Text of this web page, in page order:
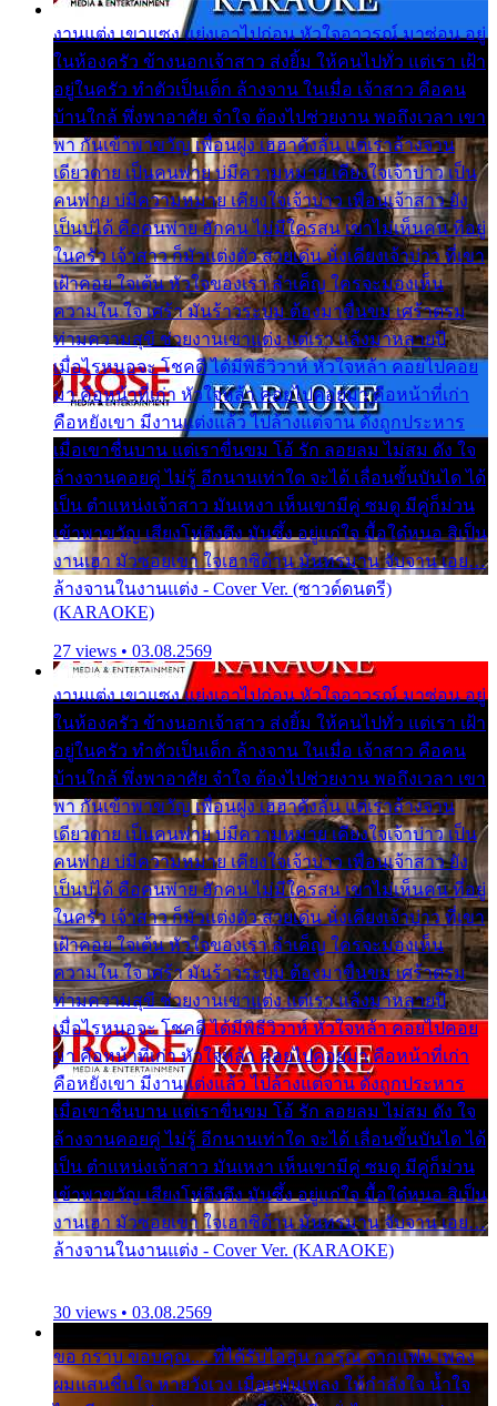
งานแต่ง เขาแซง แย่งเอาไปก่อน หัวใจอาวรณ์ มาซ่อน อยู่
ในห้องครัว ข้างนอกเจ้าสาว ส่งยิ้ม ให้คนไปทั่ว แต่เรา เฝ้า
อยู่ในครัว ทำตัวเป็นเด็ก ล้างจาน ในเมื่อ เจ้าสาว คือคน
บ้านใกล้ พึ่งพาอาศัย จำใจ ต้องไปช่วยงาน พอถึงเวลา เขา
พา กันเข้าพาขวัญ เพื่อนฝูง เฮฮาดังลั่น แต่เราล้างจาน
เดียวดาย เป็นคนพ่าย บ่มีความหมาย เคียงใจเจ้าบ่าว เป็น
คนพ่าย บ่มีความหมาย เคียงใจเจ้าบ่าว เพื่อนเจ้าสาว ยัง
เป็นบ่ได้ คือคนพ่าย ฮักคน ไม่มีใครสน เขาไม่เห็นคน ที่อยู่
ในครัว เจ้าสาว ก็มัวแต่งตัว สวยเด่น นั่งเคียงเจ้าบ่าว ที่เขา
เฝ้าคอย ใจเต้น หัวใจของเรา ลำเค็ญ ใครจะมองเห็น
ความใน ใจ เศร้า มันร้าวระบม ต้องมาขื่นขม เศร้าตรม
ท่ามความสุขี ช่วยงานเขาแต่ง แต่เรา แล้งมาหลายปี
เมื่อไรหนอจะ โชคดี ได้มีพิธีวิวาห์ หัวใจหล้า คอยไปคอย
มา คือหน้าที่เก่า หัวใจหล้า คอยไปคอยมา คือหน้าที่เก่า
คือหยังเขา มีงานแต่งแล้ว ไปล้างแต่จาน ดั่งถูกประหาร
เมื่อเขาชื่นบาน แต่เราขื่นขม โอ้ รัก ลอยลม ไม่สม ดัง ใจ
ล้างจานคอยคู่ ไม่รู้ อีกนานเท่าใด จะได้ เลื่อนขั้นบันได ได้
เป็น ตำแหน่งเจ้าสาว มันเหงา เห็นเขามีคู่ ซมดู มีคู่ก็ม่วน
เข้าพาขวัญ เสียงโห่ตึงตึง มันซึ้ง อยู่แก่ใจ มื้อใด๋หนอ สิเป็น
งานเฮา มัวซอยเขา ใจเฮาซิด้าน มันทรมาน จับจาน เอย…
ล้างจานในงานแต่ง - Cover Ver. (ซาวด์ดนตรี)
(KARAOKE)
27 views • 03.08.2569
งานแต่ง เขาแซง แย่งเอาไปก่อน หัวใจอาวรณ์ มาซ่อน อยู่
ในห้องครัว ข้างนอกเจ้าสาว ส่งยิ้ม ให้คนไปทั่ว แต่เรา เฝ้า
อยู่ในครัว ทำตัวเป็นเด็ก ล้างจาน ในเมื่อ เจ้าสาว คือคน
บ้านใกล้ พึ่งพาอาศัย จำใจ ต้องไปช่วยงาน พอถึงเวลา เขา
พา กันเข้าพาขวัญ เพื่อนฝูง เฮฮาดังลั่น แต่เราล้างจาน
เดียวดาย เป็นคนพ่าย บ่มีความหมาย เคียงใจเจ้าบ่าว เป็น
คนพ่าย บ่มีความหมาย เคียงใจเจ้าบ่าว เพื่อนเจ้าสาว ยัง
เป็นบ่ได้ คือคนพ่าย ฮักคน ไม่มีใครสน เขาไม่เห็นคน ที่อยู่
ในครัว เจ้าสาว ก็มัวแต่งตัว สวยเด่น นั่งเคียงเจ้าบ่าว ที่เขา
เฝ้าคอย ใจเต้น หัวใจของเรา ลำเค็ญ ใครจะมองเห็น
ความใน ใจ เศร้า มันร้าวระบม ต้องมาขื่นขม เศร้าตรม
ท่ามความสุขี ช่วยงานเขาแต่ง แต่เรา แล้งมาหลายปี
เมื่อไรหนอจะ โชคดี ได้มีพิธีวิวาห์ หัวใจหล้า คอยไปคอย
มา คือหน้าที่เก่า หัวใจหล้า คอยไปคอยมา คือหน้าที่เก่า
คือหยังเขา มีงานแต่งแล้ว ไปล้างแต่จาน ดั่งถูกประหาร
เมื่อเขาชื่นบาน แต่เราขื่นขม โอ้ รัก ลอยลม ไม่สม ดัง ใจ
ล้างจานคอยคู่ ไม่รู้ อีกนานเท่าใด จะได้ เลื่อนขั้นบันได ได้
เป็น ตำแหน่งเจ้าสาว มันเหงา เห็นเขามีคู่ ซมดู มีคู่ก็ม่วน
เข้าพาขวัญ เสียงโห่ตึงตึง มันซึ้ง อยู่แก่ใจ มื้อใด๋หนอ สิเป็น
งานเฮา มัวซอยเขา ใจเฮาซิด้าน มันทรมาน จับจาน เอย…
ล้างจานในงานแต่ง - Cover Ver. (KARAOKE)
30 views • 03.08.2569
ขอ กราบ ขอบคุณ.... ที่ได้รับไออุ่น การุณ จากแฟน เพลง
ผมแสนชื่นใจ หายวังเวง เมื่อแฟนเพลง ให้กำลังใจ น้ำใจ